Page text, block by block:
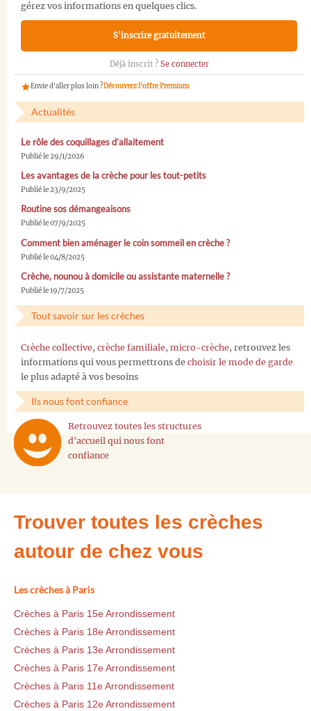
gérez vos informations en quelques clics.
S'inscrire gratuitement
Déjà inscrit ? Se connecter
Envie d'aller plus loin ?Découvrez l'offre Premium
Actualités
Le rôle des coquillages d’allaitement
Publié le 29/1/2026
Les avantages de la crèche pour les tout-petits
Publié le 23/9/2025
Routine sos démangeaisons
Publié le 07/9/2025
Comment bien aménager le coin sommeil en crèche ?
Publié le 04/8/2025
Crèche, nounou à domicile ou assistante maternelle ?
Publié le 19/7/2025
Tout savoir sur les crèches
Crèche collective, crèche familiale, micro-crèche, retrouvez les
informations qui vous permettrons de choisir le mode de garde
le plus adapté à vos besoins
Ils nous font confiance
Retrouvez toutes les structures
d'accueil qui nous font
confiance
Trouver toutes les crèches
autour de chez vous
Les crèches à Paris
Crèches à Paris 15e Arrondissement
Crèches à Paris 18e Arrondissement
Crèches à Paris 13e Arrondissement
Crèches à Paris 17e Arrondissement
Crèches à Paris 11e Arrondissement
Crèches à Paris 12e Arrondissement